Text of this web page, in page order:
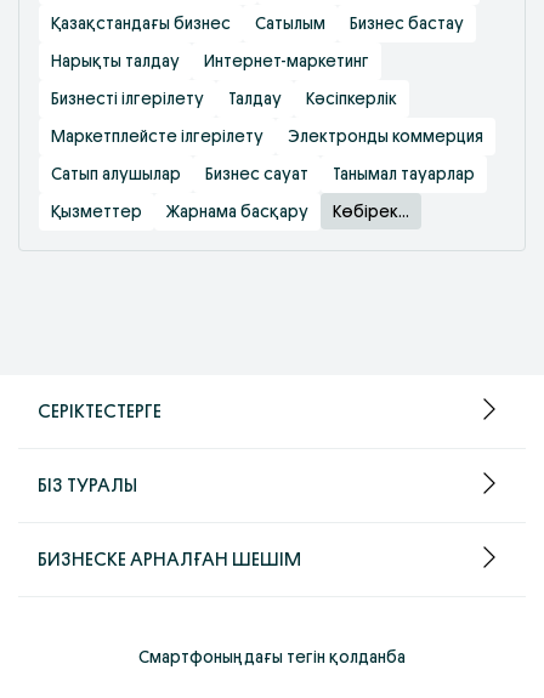
Қазақстандағы бизнес Сатылым Бизнес бастау
Нарықты талдау Интернет-маркетинг
Бизнесті ілгерілету Талдау Кәсіпкерлік
Маркетплейсте ілгерілету Электронды коммерция
Сатып алушылар Бизнес сауат Танымал тауарлар
Қызметтер Жарнама басқару Көбірек...
СЕРІКТЕСТЕРГЕ
БІЗ ТУРАЛЫ
БИЗНЕСКЕ АРНАЛҒАН ШЕШІМ
Смартфоныңдағы тегін қолданба